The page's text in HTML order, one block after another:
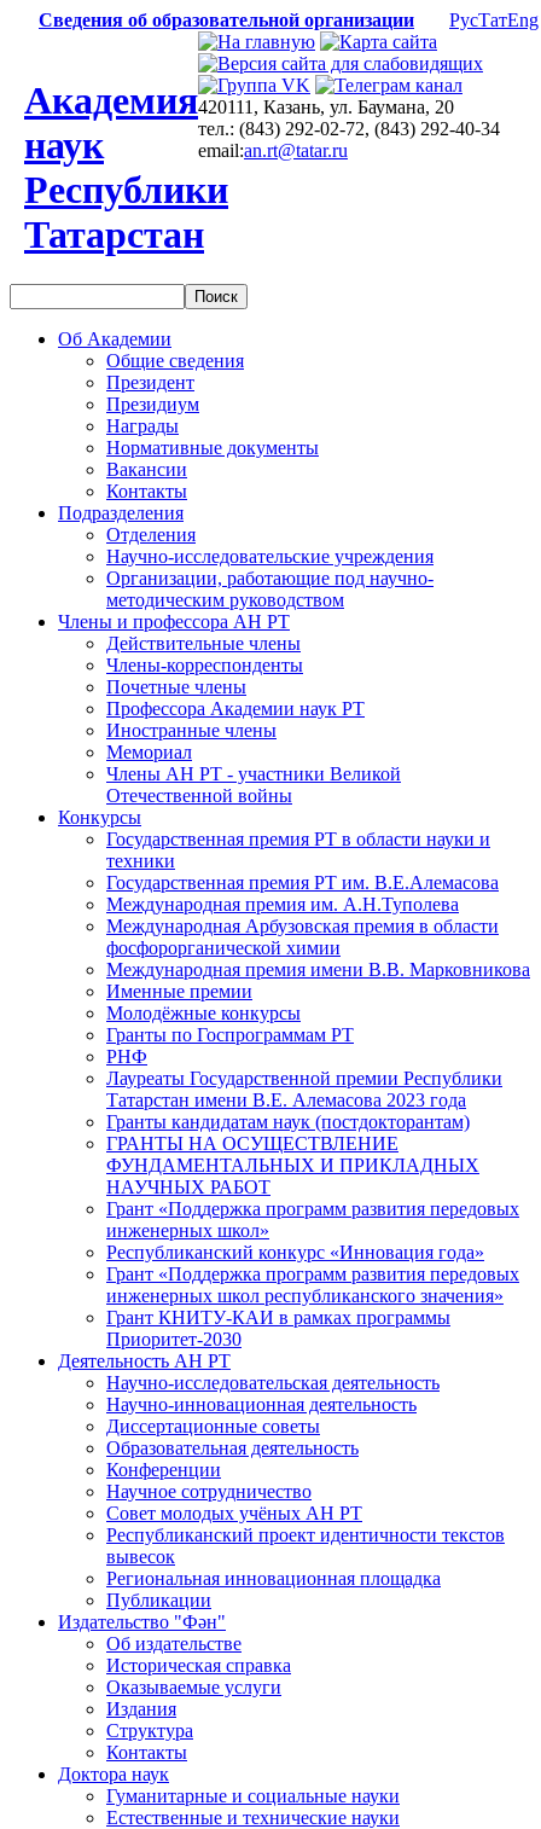
Сведения об образовательной организации РусТатEng
Академия
наук
Республики
Татарстан
420111, Казань, ул. Баумана, 20
тел.: (843) 292-02-72, (843) 292-40-34
email:an.rt@tatar.ru
Об Академии
Общие сведения
Президент
Президиум
Награды
Нормативные документы
Вакансии
Контакты
Подразделения
Отделения
Научно-исследовательские учреждения
Организации, работающие под научно-
методическим руководством
Члены и профессора АН РТ
Действительные члены
Члены-корреспонденты
Почетные члены
Профессора Академии наук РТ
Иностранные члены
Мемориал
Члены АН РТ - участники Великой
Отечественной войны
Конкурсы
Государственная премия РТ в области науки и
техники
Государственная премия РТ им. В.Е.Алемасова
Международная премия им. А.Н.Туполева
Международная Арбузовская премия в области
фосфорорганической химии
Международная премия имени В.В. Марковникова
Именные премии
Молодёжные конкурсы
Гранты по Госпрограммам РТ
РНФ
Лауреаты Государственной премии Республики
Татарстан имени В.Е. Алемасова 2023 года
Гранты кандидатам наук (постдокторантам)
ГРАНТЫ НА ОСУЩЕСТВЛЕНИЕ
ФУНДАМЕНТАЛЬНЫХ И ПРИКЛАДНЫХ
НАУЧНЫХ РАБОТ
Грант «Поддержка программ развития передовых
инженерных школ»
Республиканский конкурс «Инновация года»
Грант «Поддержка программ развития передовых
инженерных школ республиканского значения»
Грант КНИТУ-КАИ в рамках программы
Приоритет-2030
Деятельность АН РТ
Научно-исследовательская деятельность
Научно-инновационная деятельность
Диссертационные советы
Образовательная деятельность
Конференции
Научное сотрудничество
Совет молодых учёных АН РТ
Республиканский проект идентичности текстов
вывесок
Региональная инновационная площадка
Публикации
Издательство "Фән"
Об издательстве
Историческая справка
Оказываемые услуги
Издания
Структура
Контакты
Доктора наук
Гуманитарные и социальные науки
Естественные и технические науки